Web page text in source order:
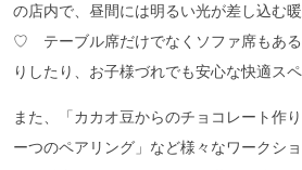
の店内で、昼間には明るい光が差し込む
♡ テーブル席だけでなくソファ席もある
りしたり、お子様づれでも安心な快適ス
また、「カカオ豆からのチョコレート作
ーつのペアリング」など様々なワークシ